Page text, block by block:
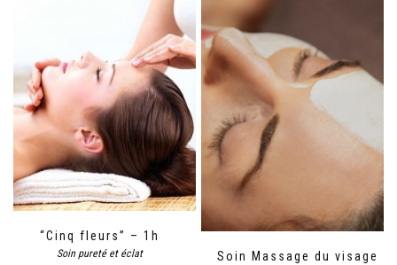
“Cinq fleurs” – 1h
Soin pureté et éclat
Soin Massage du visage